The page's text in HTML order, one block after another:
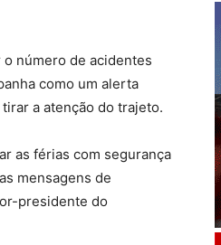
número de acidentes
como um alerta
a atenção do trajeto.
as férias com segurança
mensagens de
presidente do